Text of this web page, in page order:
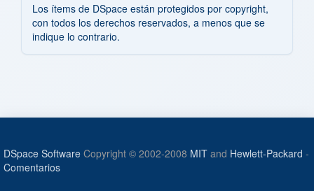
Los ítems de DSpace están protegidos por copyright,
con todos los derechos reservados, a menos que se
indique lo contrario.
DSpace Software Copyright © 2002-2008 MIT and Hewlett-Packard -
Comentarios